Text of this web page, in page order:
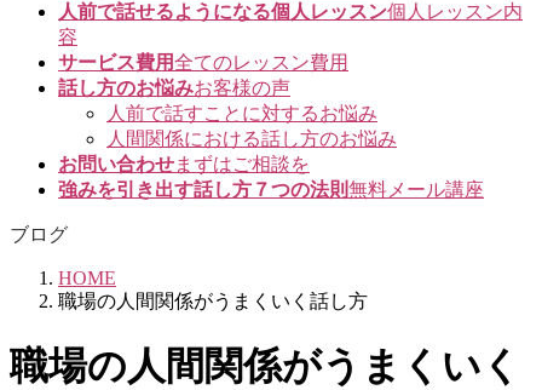
人前で話せるようになる個人レッスン個人レッスン内
容
サービス費用全てのレッスン費用
話し方のお悩みお客様の声
人前で話すことに対するお悩み
人間関係における話し方のお悩み
お問い合わせまずはご相談を
強みを引き出す話し方７つの法則無料メール講座
ブログ
HOME
職場の人間関係がうまくいく話し方
職場の人間関係がうまくいく